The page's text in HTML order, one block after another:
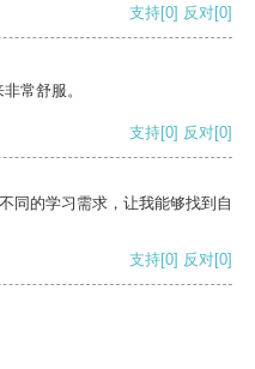
支持[0] 反对[0]
常舒服。
支持[0] 反对[0]
同的学习需求，让我能够找到自
支持[0] 反对[0]